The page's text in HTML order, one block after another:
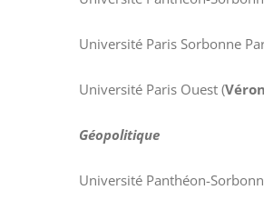
Université Paris Sorbonne
Université Paris Ouest (
Géopolitique
Université Panthéon-